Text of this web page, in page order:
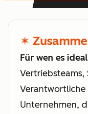
✶
Für wen es
Vertriebsteams,
Verantwortliche
Unternehmen,